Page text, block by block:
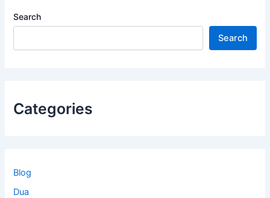
Search
Search
Categories
Blog
Dua